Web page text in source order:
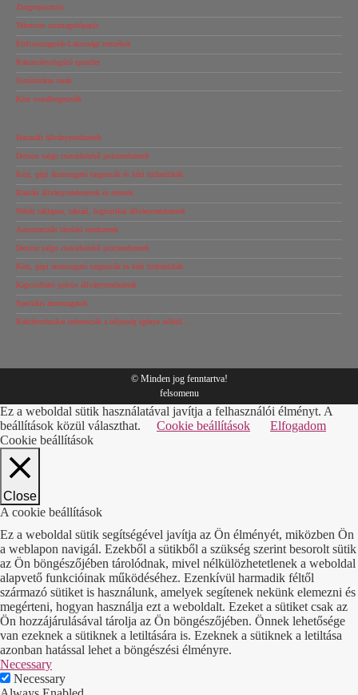
Zsugorpisztoly
Tekercses csomagolópapír
Ételcsomagolás-Lakossági termékek
Rakományrögzítő spanifer
Simítózáras tasak
Kézi vonalhegesztők
Használt állványrendszerek
Dexion salgo csavarkötésű polcrendszerek
Kézi, gépi árumozgató targoncák és kézi hidraulikák
Raktári állványszerkezetek és elemek
Nehéz raklapos, raktári, logisztikai állványrendszerek
Automatizált tárolási rendszerek
Dexion salgo csavarkötésű polcrendszerek
Kézi, gépi árumozgató targoncák és kézi hidraulikák
Kapcsolható polcos állványrendszerek
Speciális árumozgatók
Raktártechnikai referenciák a teljesség igénye nélkül…
© Minden jog fenntartva!
felsomenu
Ez a weboldal sütik használatával javítja a felhasználói élményt. A
beállítások közül választhat.
Cookie beállítások
Elfogadom
Cookie beállítások
Close
A cookie beállítások
Ez a weboldal sütik segítségével javítja az Ön élményét, miközben Ön
a weblapon navigál. Ezekből a sütikből a szükség szerint besorolt sütik
az Ön böngészőjében tárolódnak, mivel nélkülözhetetlenek a weboldal
alapvető funkcióinak működéséhez. Ezenkívül harmadik féltől
származó sütiket is használunk, amelyek segítenek nekünk elemezni és
megérteni, hogyan használja ezt a weboldalt. Ezeket a sütiket csak az
Ön hozzájárulásával tárolja az Ön böngészőjében. Önnek lehetősége
van ezeknek a sütiknek a letiltására is. Ezeknek a sütiknek a letiltása
azonban hatással lehet a böngészési élményre.
Necessary
Necessary